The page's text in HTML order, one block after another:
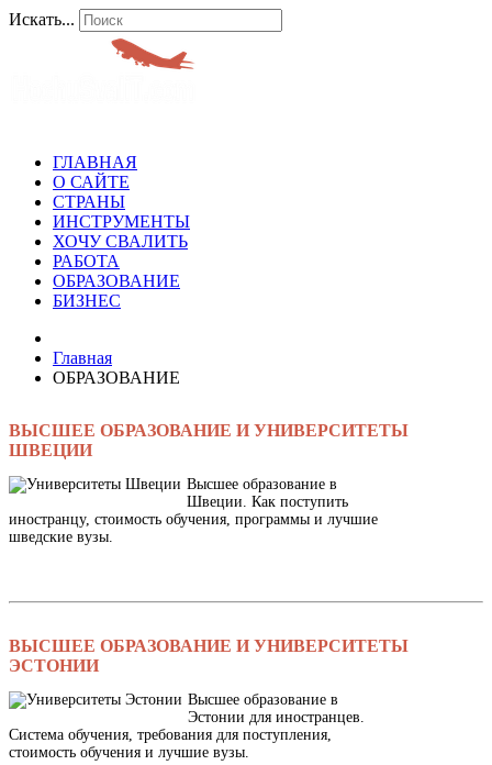
Искать...
ГЛАВНАЯ
О САЙТЕ
СТРАНЫ
ИНСТРУМЕНТЫ
ХОЧУ СВАЛИТЬ
РАБОТА
ОБРАЗОВАНИЕ
БИЗНЕС
Главная
ОБРАЗОВАНИЕ
ВЫСШЕЕ ОБРАЗОВАНИЕ И УНИВЕРСИТЕТЫ
ШВЕЦИИ
Высшее образование в
Швеции. Как поступить
иностранцу, стоимость обучения, программы и лучшие
шведские вузы.
ВЫСШЕЕ ОБРАЗОВАНИЕ И УНИВЕРСИТЕТЫ
ЭСТОНИИ
Высшее образование в
Эстонии для иностранцев.
Система обучения, требования для поступления,
стоимость обучения и лучшие вузы.